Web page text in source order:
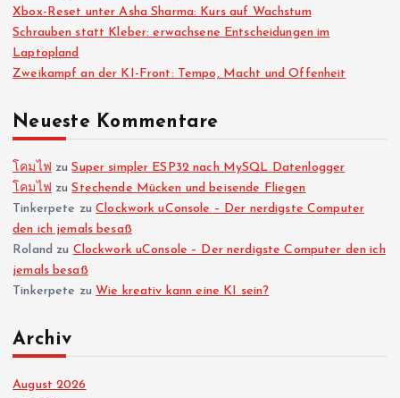
Xbox-Reset unter Asha Sharma: Kurs auf Wachstum
Schrauben statt Kleber: erwachsene Entscheidungen im
Laptopland
Zweikampf an der KI-Front: Tempo, Macht und Offenheit
Neueste Kommentare
โคมไฟ zuSuper simpler ESP32 nach MySQL Datenlogger
โคมไฟ zuStechende Mücken und beisende Fliegen
Tinkerpete zuClockwork uConsole – Der nerdigste Computer
den ich jemals besaß
Roland zu Clockwork uConsole – Der nerdigste Computer den ich
jemals besaß
Tinkerpete zu Wie kreativ kann eine KI sein?
Archiv
August 2026